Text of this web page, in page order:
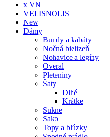
x VN
VELISNOLIS
New
Dámy
Bundy a kabáty
Nočná bielizeň
Nohavice a legíny
Overal
Pleteniny
Šaty
Dlhé
Krátke
Sukne
Sako
Topy a blúzky